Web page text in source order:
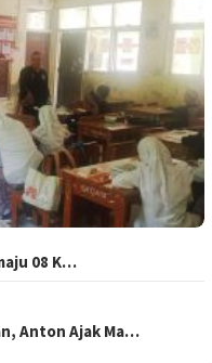
08 K…
Anton Ajak Ma…